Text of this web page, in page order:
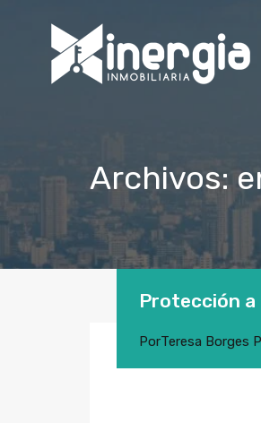
Archivos:
Protección a
PorTeresa Borges